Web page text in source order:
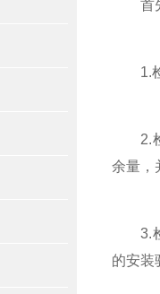
首先
1.检
2.检
余量，
3.检
的安装